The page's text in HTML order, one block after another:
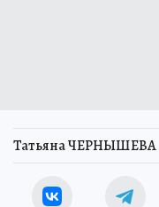
Татьяна ЧЕРНЫШЕВА